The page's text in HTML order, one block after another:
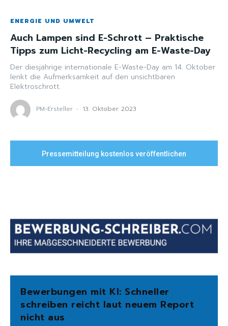
ENERGIE UND UMWELT
Auch Lampen sind E-Schrott – Praktische
Tipps zum Licht-Recycling am E-Waste-Day
Der diesjährige internationale E-Waste-Day am 14. Oktober
lenkt die Aufmerksamkeit auf den unsichtbaren
Elektroschrott.
PM-Ersteller - 13. Oktober 2023
Pressemitteilung kostenlos veröffentlichen
Bewerbungen mit KI: Schneller
schreiben reicht laut neuem Report
nicht aus